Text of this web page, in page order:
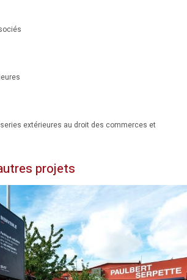
extérieures au droit des commerces et
projets